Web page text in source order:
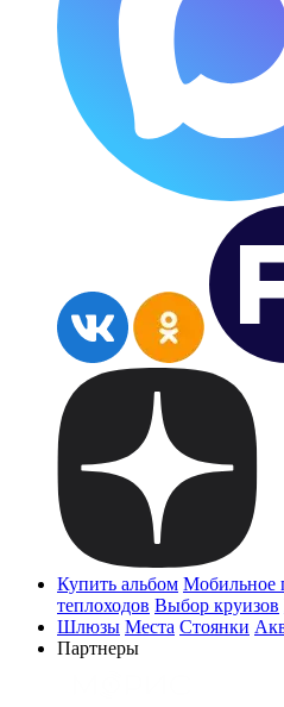
Купить альбом Мобильное
теплоходов Выбор круизов
Шлюзы Места Стоянки
Партнеры